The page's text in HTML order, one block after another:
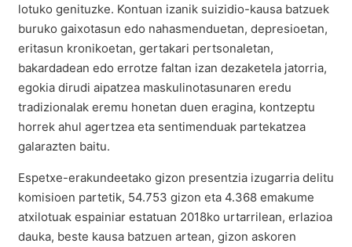
lotuko genituzke. Kontuan izanik suizidio-kausa batzuek
buruko gaixotasun edo nahasmenduetan, depresioetan,
eritasun kronikoetan, gertakari pertsonaletan,
bakardadean edo errotze faltan izan dezaketela jatorria,
egokia dirudi aipatzea maskulinotasunaren eredu
tradizionalak eremu honetan duen eragina, kontzeptu
horrek ahul agertzea eta sentimenduak partekatzea
galarazten baitu.
Espetxe-erakundeetako gizon presentzia izugarria delitu
komisioen partetik, 54.753 gizon eta 4.368 emakume
atxilotuak espainiar estatuan 2018ko urtarrilean, erlazioa
dauka, beste kausa batzuen artean, gizon askoren